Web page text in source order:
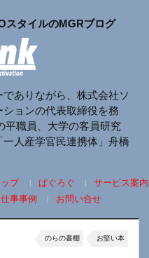
スタイルのMGRブログ
ありながら、株式会社ソ
ョンの代表取締役を務
平職員、大学の客員研究
人産学官民連携体」舟橋
プ ぱぐろぐ
サービス案内
事事例 お問い合せ
のらの書棚 お堅い本